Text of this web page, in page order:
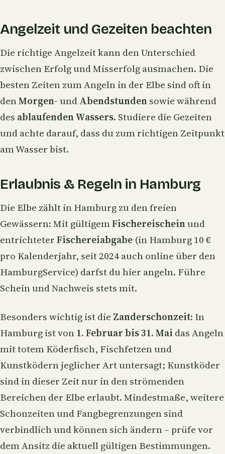
Angelzeit und Gezeiten beachten
Die richtige Angelzeit kann den Unterschied
zwischen Erfolg und Misserfolg ausmachen. Die
besten Zeiten zum Angeln in der Elbe sind oft in
denMorgen-undAbendstundensowie während
des ablaufenden Wassers. Studiere die Gezeiten
und achte darauf, dass du zum richtigen Zeitpunkt
am Wasser bist.
Erlaubnis & Regeln in Hamburg
Die Elbe zählt in Hamburg zu den freien
Gewässern: Mit gültigemFischereischeinund
entrichteterFischereiabgabe (in Hamburg 10 €
pro Kalenderjahr, seit 2024 auch online über den
HamburgService) darfst du hier angeln. Führe
Schein und Nachweis stets mit.
Besonders wichtig ist die Zanderschonzeit: In
Hamburg ist von1. Februar bis 31. Maidas Angeln
mit totem Köderfisch, Fischfetzen und
Kunstködern jeglicher Art untersagt; Kunstköder
sind in dieser Zeit nur in den strömenden
Bereichen der Elbe erlaubt. Mindestmaße, weitere
Schonzeiten und Fangbegrenzungen sind
verbindlich und können sich ändern – prüfe vor
dem Ansitz die aktuell gültigen Bestimmungen.